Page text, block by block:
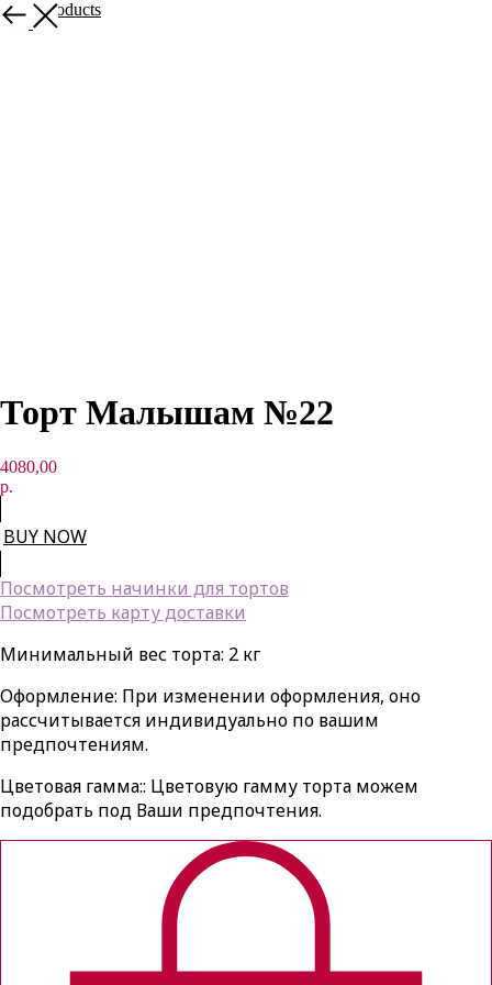
More products
Торт Малышам №22
4080,00
р.
BUY NOW
Посмотреть начинки для тортов
Посмотреть карту доставки
Минимальный вес торта: 2 кг
Оформление: При изменении оформления, оно
рассчитывается индивидуально по вашим
предпочтениям.
Цветовая гамма:: Цветовую гамму торта можем
подобрать под Ваши предпочтения.